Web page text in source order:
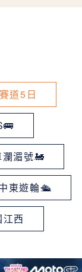
道5日
湄號🚂
東遊輪🛳
江西